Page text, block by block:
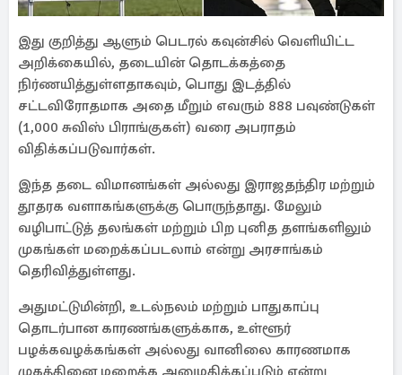
இது குறித்து ஆளும் பெடரல் கவுன்சில் வெளியிட்ட
அறிக்கையில், தடையின் தொடக்கத்தை
நிர்ணயித்துள்ளதாகவும், பொது இடத்தில்
சட்டவிரோதமாக அதை மீறும் எவரும் 888 பவுண்டுகள்
(1,000 சுவிஸ் பிராங்குகள்) வரை அபராதம்
விதிக்கப்படுவார்கள்.
இந்த தடை விமானங்கள் அல்லது இராஜதந்திர மற்றும்
தூதரக வளாகங்களுக்கு பொருந்தாது. மேலும்
வழிபாட்டுத் தலங்கள் மற்றும் பிற புனித தளங்களிலும்
முகங்கள் மறைக்கப்படலாம் என்று அரசாங்கம்
தெரிவித்துள்ளது.
அதுமட்டுமின்றி, உடல்நலம் மற்றும் பாதுகாப்பு
தொடர்பான காரணங்களுக்காக, உள்ளூர்
பழக்கவழக்கங்கள் அல்லது வானிலை காரணமாக
முகத்தினை மறைக்க அனுமதிக்கப்படும் என்று